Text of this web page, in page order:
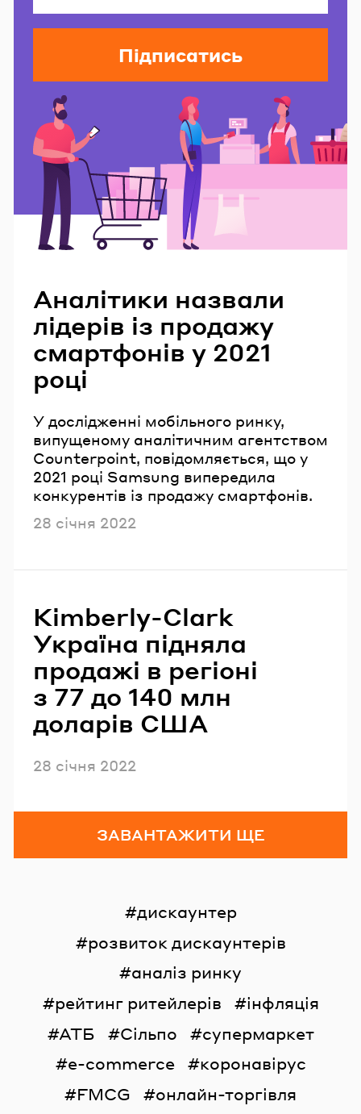
Підписатись
Аналітики назвали
лідерів із продажу
смартфонів у 2021
році
У дослідженні мобільного ринку,
випущеному аналітичним агентством
Counterpoint, повідомляється, що у
2021 році Samsung випередила
конкурентів із продажу смартфонів.
Опубліковано
28 січня 2022
Kimberly-Clark
Україна підняла
продажі в регіоні
з 77 до 140 млн
доларів США
Опубліковано
28 січня 2022
ЗАВАНТАЖИТИ ЩЕ
дискаунтер
розвиток дискаунтерів
аналіз ринку
рейтинг ритейлерів
інфляція
АТБ
Сільпо
супермаркет
e-commerce
коронавірус
FMCG
онлайн-торгівля